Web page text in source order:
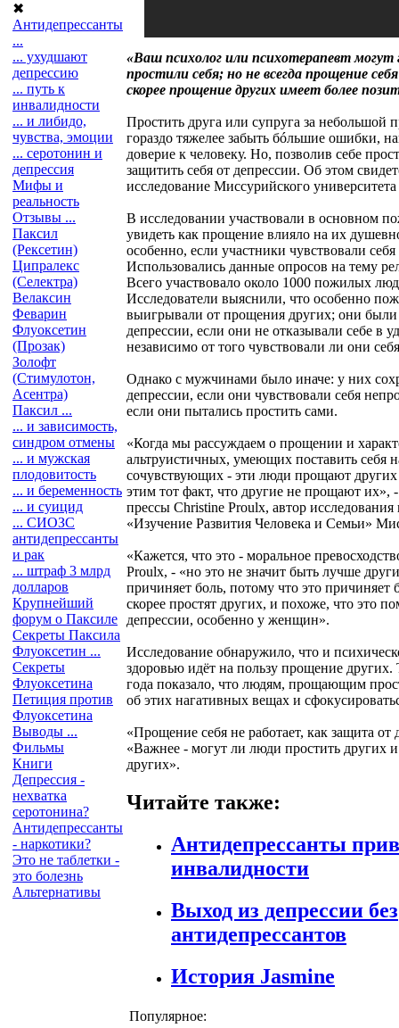
✖
Антидепрессанты
...
... ухудшают
депрессию
... путь к
инвалидности
... и либидо,
чувства, эмоции
... серотонин и
депрессия
Мифы и
реальность
Отзывы ...
Паксил
(Рексетин)
Ципралекс
(Селектра)
Велаксин
Феварин
Флуоксетин
(Прозак)
Золофт
(Стимулотон,
Асентра)
Паксил ...
... и зависимость,
синдром отмены
... и мужская
плодовитость
... и беременность
... и суицид
... СИОЗС
антидепрессанты
и рак
... штраф 3 млрд
долларов
Крупнейший
форум о Паксиле
Секреты Паксила
Флуоксетин ...
Секреты
Флуоксетина
Петиция против
Флуоксетина
Выводы ...
Фильмы
Книги
Депрессия -
нехватка
серотонина?
Антидепрессанты
- наркотики?
Это не таблетки -
это болезнь
Альтернативы
«Ваш психолог или психотерапевт
простили себя; но не всегда прощение
скорее прощение других имеет более
Простить друга или супруга за небольшой
гораздо тяжелее забыть бóльшие ошибки,
доверие к человеку. Но, позволив себе
защитить себя от депрессии. Об этом
исследование Миссурийского
В исследовании участвовали в основном
увидеть как прощение влияло на их
особенно, если участники чувствовали
Использовались данные опросов на тему
Всего участвовало около 1000 пожилых
Исследователи выяснили, что особенно
выигрывали от прощения других; они
депрессии, если они не отказывали себе в
независимо от того чувствовали ли они
Однако с мужчинами было иначе: у них
депрессии, если они чувствовали себя
если они пытались простить сами.
«Когда мы рассуждаем о прощении и
альтруистичных, умеющих поставить себя
сочувствующих - эти люди прощают
этим тот факт, что другие не прощают их»,
прессы Christine Proulx, автор
«Изучение Развития Человека и Семьи»
«Кажется, что это - моральное
Proulx, - «но это не значит быть лучше
причиняет боль, потому что это причиняет
скорее простят других, и похоже, что это
депрессии, особенно у женщин».
Исследование обнаружило, что и
здоровью идёт на пользу прощение
года показало, что людям, прощающим
об этих нагативных вещах и
«Прощение себя не работает, как защита от
«Важнее - могут ли люди простить других
других».
Читайте также:
Антидепрессанты
инвалидности
Выход из депрессии без
антидепрессантов
История Jasmine
Популярное: